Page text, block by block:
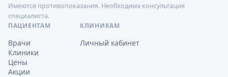
Имеются противопоказания. Необходима консультация
специалиста.
ПАЦИЕНТАМ
Врачи
Клиники
Цены
Акции
КЛИНИКАМ
Личный кабинет